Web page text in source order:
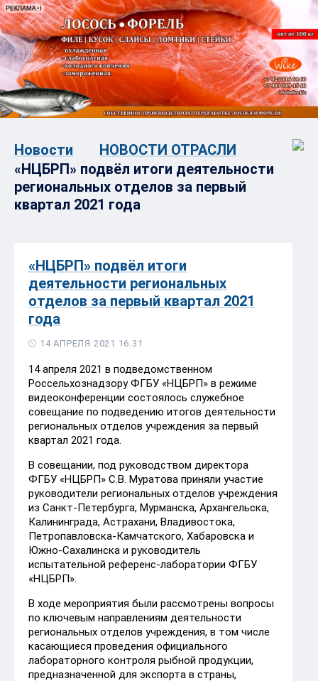
Новости
НОВОСТИ ОТРАСЛИ
«НЦБРП» подвёл итоги деятельности
региональных отделов за первый
квартал 2021 года
«НЦБРП» подвёл итоги
деятельности региональных
отделов за первый квартал 2021
года
14 АПРЕЛЯ 2021 16:31
14 апреля 2021 в подведомственном
Россельхознадзору ФГБУ «НЦБРП» в режиме
видеоконференции состоялось служебное
совещание по подведению итогов деятельности
региональных отделов учреждения за первый
квартал 2021 года.
В совещании, под руководством директора
ФГБУ «НЦБРП» С.В. Муратова приняли участие
руководители региональных отделов учреждения
из Санкт-Петербурга, Мурманска, Архангельска,
Калининграда, Астрахани, Владивостока,
Петропавловска-Камчатского, Хабаровска и
Южно-Сахалинска и руководитель
испытательной референс-лаборатории ФГБУ
«НЦБРП».
В ходе мероприятия были рассмотрены вопросы
по ключевым направлениям деятельности
региональных отделов учреждения, в том числе
касающиеся проведения официального
лабораторного контроля рыбной продукции,
предназначенной для экспорта в страны,